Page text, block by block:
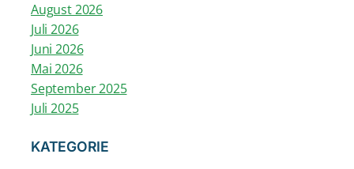
August 2026
Juli 2026
Juni 2026
Mai 2026
September 2025
Juli 2025
KATEGORIE